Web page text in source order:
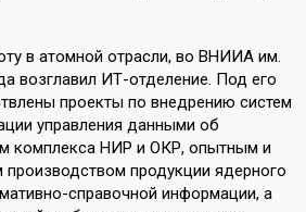
в атомной отрасли, во ВНИИА им.
возглавил ИТ-отделение. Под его
проекты по внедрению систем
управления данными об
комплекса НИР и ОКР, опытным и
продукции ядерного
справочной информации, а